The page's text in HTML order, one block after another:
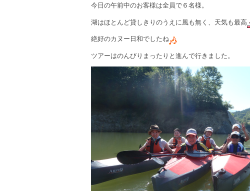
今日の午前中のお客様は全員で６名様。
湖はほとんど貸しきりのうえに風も無く、天気も最高
絶好のカヌー日和でしたね
ツアーはのんびりまったりと進んで行きました。